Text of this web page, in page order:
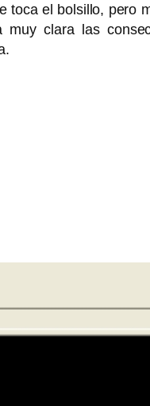
el bolsillo, pero
clara las